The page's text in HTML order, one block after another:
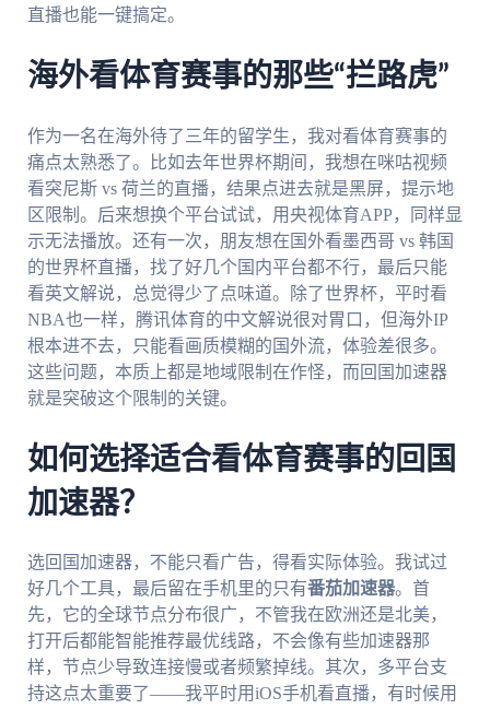
直播也能一键搞定。
海外看体育赛事的那些“拦路虎”
作为一名在海外待了三年的留学生，我对看体育赛事的
痛点太熟悉了。比如去年世界杯期间，我想在咪咕视频
看突尼斯 vs 荷兰的直播，结果点进去就是黑屏，提示地
区限制。后来想换个平台试试，用央视体育APP，同样显
示无法播放。还有一次，朋友想在国外看墨西哥 vs 韩国
的世界杯直播，找了好几个国内平台都不行，最后只能
看英文解说，总觉得少了点味道。除了世界杯，平时看
NBA也一样，腾讯体育的中文解说很对胃口，但海外IP
根本进不去，只能看画质模糊的国外流，体验差很多。
这些问题，本质上都是地域限制在作怪，而回国加速器
就是突破这个限制的关键。
如何选择适合看体育赛事的回国
加速器？
选回国加速器，不能只看广告，得看实际体验。我试过
好几个工具，最后留在手机里的只有番茄加速器。首
先，它的全球节点分布很广，不管我在欧洲还是北美，
打开后都能智能推荐最优线路，不会像有些加速器那
样，节点少导致连接慢或者频繁掉线。其次，多平台支
持这点太重要了——我平时用iOS手机看直播，有时候用